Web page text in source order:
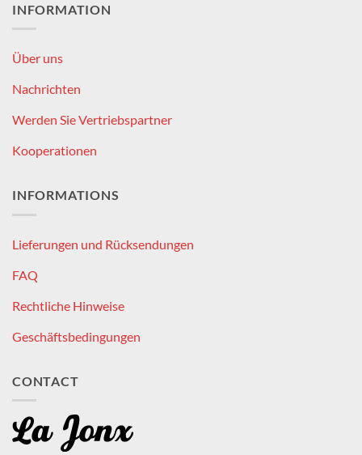
INFORMATION
Über uns
Nachrichten
Werden Sie Vertriebspartner
Kooperationen
INFORMATIONS
Lieferungen und Rücksendungen
FAQ
Rechtliche Hinweise
Geschäftsbedingungen
CONTACT